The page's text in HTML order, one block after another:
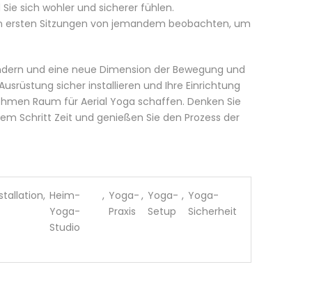
sich wohler und sicherer fühlen.
ersten Sitzungen von jemandem beobachten, um
und eine neue Dimension der Bewegung und
sicher installieren und Ihre Einrichtung
Raum für Aerial Yoga schaffen. Denken Sie
Schritt Zeit und genießen Sie den Prozess der
, Heim-
Yoga-
Studio
, Yoga-
Praxis
, Yoga-
Setup
, Yoga-
Sicherheit